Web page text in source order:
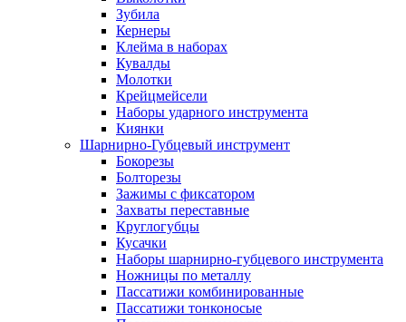
Зубила
Кернеры
Клейма в наборах
Кувалды
Молотки
Крейцмейсели
Наборы ударного инструмента
Киянки
Шарнирно-Губцевый инструмент
Бокорезы
Болторезы
Зажимы с фиксатором
Захваты переставные
Круглогубцы
Кусачки
Наборы шарнирно-губцевого инструмента
Ножницы по металлу
Пассатижи комбинированные
Пассатижи тонконосые